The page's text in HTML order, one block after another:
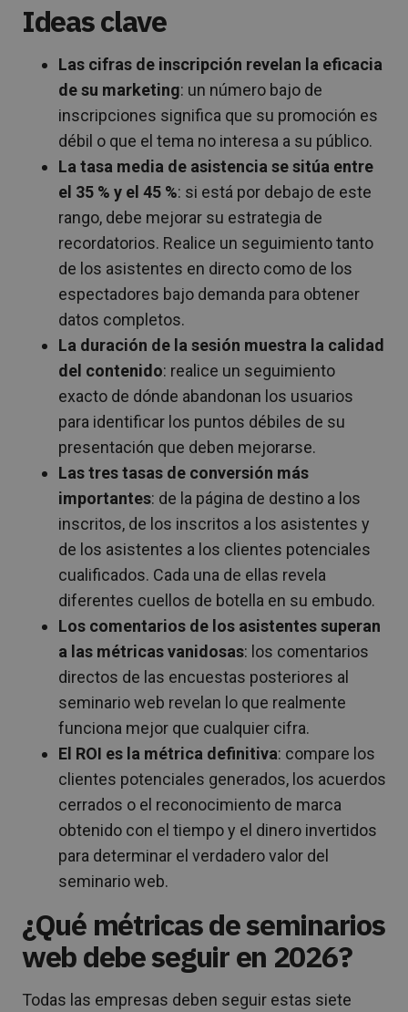
Ideas clave
Las cifras de inscripción revelan la eficacia
de su marketing: un número bajo de
inscripciones significa que su promoción es
débil o que el tema no interesa a su público.
La tasa media de asistencia se sitúa entre
el 35 % y el 45 %: si está por debajo de este
rango, debe mejorar su estrategia de
recordatorios. Realice un seguimiento tanto
de los asistentes en directo como de los
espectadores bajo demanda para obtener
datos completos.
La duración de la sesión muestra la calidad
del contenido: realice un seguimiento
exacto de dónde abandonan los usuarios
para identificar los puntos débiles de su
presentación que deben mejorarse.
Las tres tasas de conversión más
importantes: de la página de destino a los
inscritos, de los inscritos a los asistentes y
de los asistentes a los clientes potenciales
cualificados. Cada una de ellas revela
diferentes cuellos de botella en su embudo.
Los comentarios de los asistentes superan
a las métricas vanidosas: los comentarios
directos de las encuestas posteriores al
seminario web revelan lo que realmente
funciona mejor que cualquier cifra.
El ROI es la métrica definitiva: compare los
clientes potenciales generados, los acuerdos
cerrados o el reconocimiento de marca
obtenido con el tiempo y el dinero invertidos
para determinar el verdadero valor del
seminario web.
¿Qué métricas de seminarios
web debe seguir en 2026?
Todas las empresas deben seguir estas siete